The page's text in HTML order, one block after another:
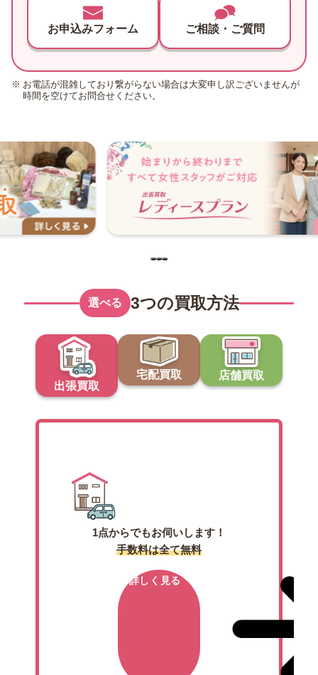
お申込みフォーム ご相談・ご質問
お電話が混雑しており繋がらない場合は大変申し訳ございませんが
時間を空けてお問合せください。
選べる 3つの買取方法
出張買取
宅配買取 店舗買取
1点からでもお伺いします！
手数料は全て無料
詳しく見る